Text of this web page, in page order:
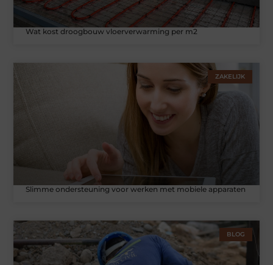
Wat kost droogbouw vloerverwarming per m2
ZAKELIJK
Slimme ondersteuning voor werken met mobiele apparaten
BLOG